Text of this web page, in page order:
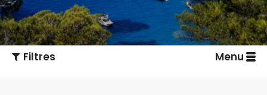
Filtres Menu